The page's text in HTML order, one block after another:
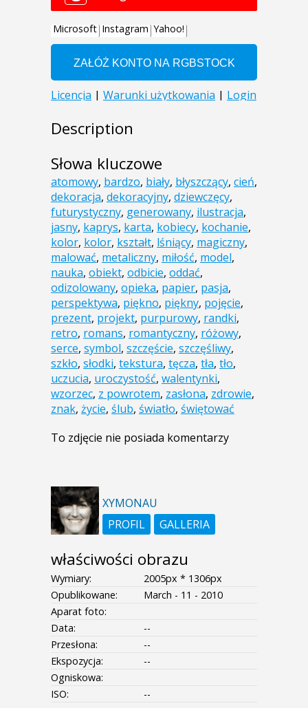
Description
Słowa kluczowe
atomowy, bardzo, biały, błyszczący, cień,
dekoracja, dekoracyjny, dziewczęcy,
futurystyczny, generowany, ilustracja,
jasny, kaprys, karta, kobiecy, kochanie,
kolor, kolor, kształt, lśniący, magiczny,
malować, metaliczny, miłość, model,
nauka, obiekt, odbicie, oddać,
odizolowany, opieka, papier, pasja,
perspektywa, piękno, piękny, pojęcie,
prezent, projekt, purpurowy, randki,
retro, romans, romantyczny, różowy,
serce, symbol, szczęście, szczęśliwy,
szkło, słodki, tekstura, tęcza, tła, tło,
uczucia, uroczystość, walentynki,
wzorzec, z powrotem, zasłona, zdrowie,
znak, życie, ślub, światło, świętować
To zdjęcie nie posiada komentarzy
XYMONAU
PROFIL
GALLERIA
właściwości obrazu
Wymiary:
2005px * 1306px
Opublikowane:
March - 11 - 2010
Aparat foto:
Data:
--
Przesłona:
--
Ekspozycja:
--
Ogniskowa:
ISO:
--